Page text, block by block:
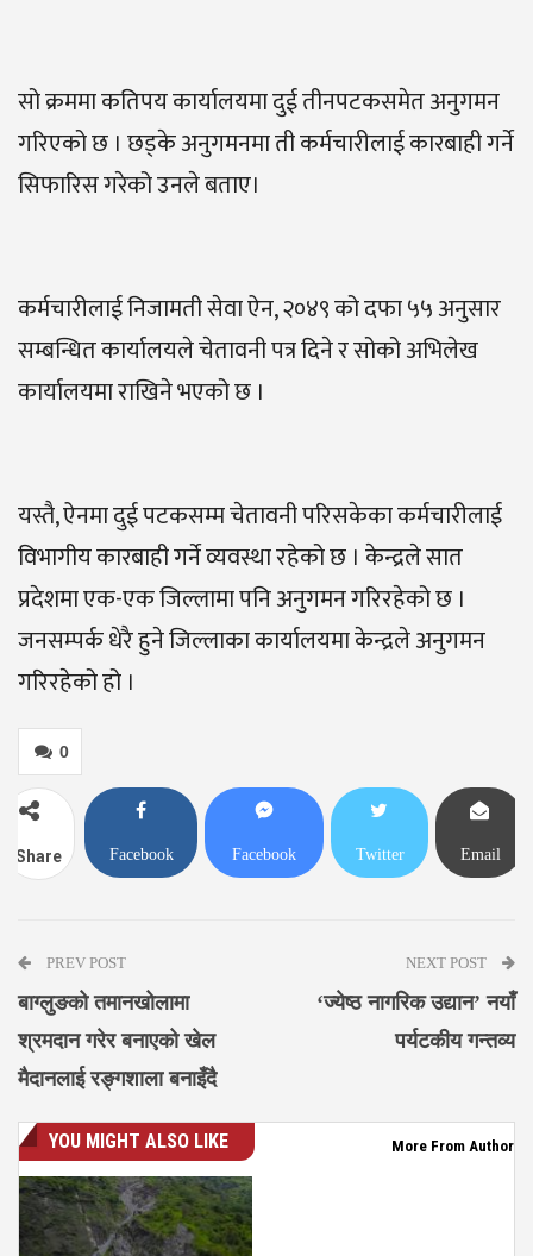
सो क्रममा कतिपय कार्यालयमा दुई तीनपटकसमेत अनुगमन
गरिएको छ । छड्के अनुगमनमा ती कर्मचारीलाई कारबाही गर्ने
सिफारिस गरेको उनले बताए।
कर्मचारीलाई निजामती सेवा ऐन, २०४९ को दफा ५५ अनुसार
सम्बन्धित कार्यालयले चेतावनी पत्र दिने र सोको अभिलेख
कार्यालयमा राखिने भएको छ ।
यस्तै, ऐनमा दुई पटकसम्म चेतावनी परिसकेका कर्मचारीलाई
विभागीय कारबाही गर्ने व्यवस्था रहेको छ । केन्द्रले सात
प्रदेशमा एक-एक जिल्लामा पनि अनुगमन गरिरहेको छ ।
जनसम्पर्क धेरै हुने जिल्लाका कार्यालयमा केन्द्रले अनुगमन
गरिरहेको हो ।
0
Share Facebook Facebook Twitter Email
PREV POST
बाग्लुङको तमानखोलामा
श्रमदान गरेर बनाएको खेल
मैदानलाई रङ्गशाला बनाइँदै
NEXT POST
‘ज्येष्ठ नागरिक उद्यान’ नयाँ
पर्यटकीय गन्तव्य
YOU MIGHT ALSO LIKE More From Author